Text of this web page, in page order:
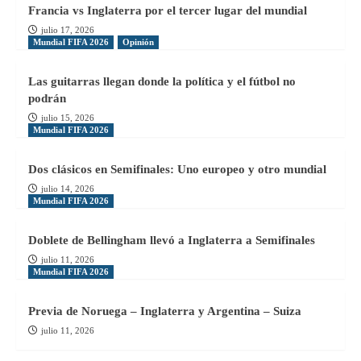
Francia vs Inglaterra por el tercer lugar del mundial
julio 17, 2026
Mundial FIFA 2026
Opinión
Las guitarras llegan donde la política y el fútbol no
podrán
julio 15, 2026
Mundial FIFA 2026
Dos clásicos en Semifinales: Uno europeo y otro mundial
julio 14, 2026
Mundial FIFA 2026
Doblete de Bellingham llevó a Inglaterra a Semifinales
julio 11, 2026
Mundial FIFA 2026
Previa de Noruega – Inglaterra y Argentina – Suiza
julio 11, 2026